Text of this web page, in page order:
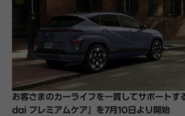
お客さまのカーライフを一貫してサポート
dai プレミアムケア」を7月10日より開始